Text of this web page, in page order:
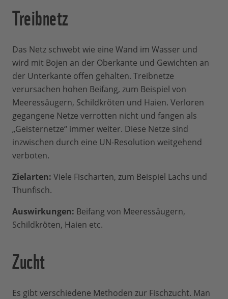
Treibnetz
Das Netz schwebt wie eine Wand im Wasser und
wird mit Bojen an der Oberkante und Gewichten an
der Unterkante offen gehalten. Treibnetze
verursachen hohen Beifang, zum Beispiel von
Meeressäugern, Schildkröten und Haien. Verloren
gegangene Netze verrotten nicht und fangen als
„Geisternetze“ immer weiter. Diese Netze sind
inzwischen durch eine UN-Resolution weitgehend
verboten.
Zielarten: Viele Fischarten, zum Beispiel Lachs und
Thunfisch.
Auswirkungen: Beifang von Meeressäugern,
Schildkröten, Haien etc.
Zucht
Es gibt verschiedene Methoden zur Fischzucht. Man